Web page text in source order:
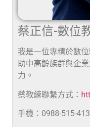
蔡正信-數位
我是一位專精於數
助中高齡族群與企
力。
蔡教練聯繫方式：
手機：0988-515-413